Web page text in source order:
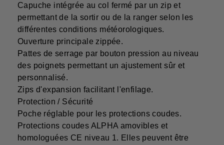
Capuche intégrée au col fermé par un zip et
permettant de la sortir ou de la ranger selon les
différentes conditions météorologiques.
Ouverture principale zippée.
Pattes de serrage par bouton pression au niveau
des poignets permettant un ajustement sûr et
personnalisé.
Zips d'expansion facilitant l'enfilage.
Protection / Sécurité
Poche réglable pour les protections coudes.
Protections coudes ALPHA amovibles et
homologuées CE niveau 1. Elles peuvent être